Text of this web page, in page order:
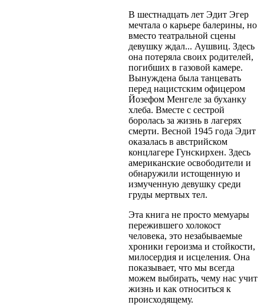
В шестнадцать лет Эдит Эгер
мечтала о карьере балерины, но
вместо театральной сцены
девушку ждал... Аушвиц. Здесь
она потеряла своих родителей,
погибших в газовой камере.
Вынуждена была танцевать
перед нацистским офицером
Йозефом Менгеле за буханку
хлеба. Вместе с сестрой
боролась за жизнь в лагерях
смерти. Весной 1945 года Эдит
оказалась в австрийском
концлагере Гунскирхен. Здесь
американские освободители и
обнаружили истощенную и
измученную девушку среди
груды мертвых тел.
Эта книга не просто мемуары
пережившего холокост
человека, это незабываемые
хроники героизма и стойкости,
милосердия и исцеления. Она
показывает, что мы всегда
можем выбирать, чему нас учит
жизнь и как относиться к
происходящему.